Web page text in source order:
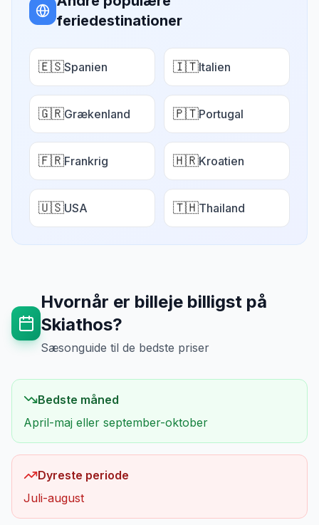
feriedestinationer
🇪🇸Spanien 🇮🇹Italien
🇬🇷Grækenland 🇵🇹Portugal
🇫🇷Frankrig 🇭🇷Kroatien
🇺🇸USA 🇹🇭Thailand
Hvornår er billeje billigst på
Skiathos?
Sæsonguide til de bedste priser
Bedste måned
April-maj eller september-oktober
Dyreste periode
Juli-august